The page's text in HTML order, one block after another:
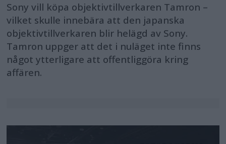
Sony vill köpa objektivtillverkaren Tamron –
vilket skulle innebära att den japanska
objektivtillverkaren blir helägd av Sony.
Tamron uppger att det i nuläget inte finns
något ytterligare att offentliggöra kring
affären.